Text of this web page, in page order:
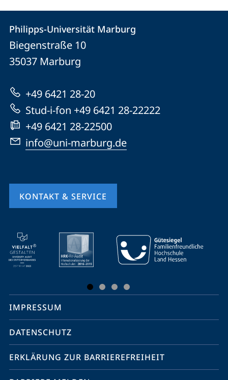
Kontakt
und
Informationen
zur
Website
Kontaktinformationen
Philipps-
Universität
Marburg
Philipps-Universität Marburg
Biegenstraße 10
35037 Marburg
+49 6421 28-20
Stud-i-fon +49 6421 28-22222
+49 6421 28-22500
info@uni-marburg.de
KONTAKT & SERVICE
Mobile-
Service-
Navigation
Social
Media
Kontakte
IMPRESSUM
DATENSCHUTZ
ERKLÄRUNG ZUR BARRIEREFREIHEIT